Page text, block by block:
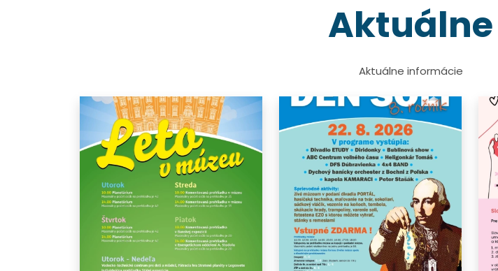
Aktuálne
Aktuálne informácie